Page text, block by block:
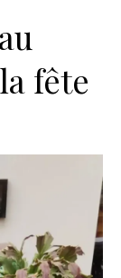
fête